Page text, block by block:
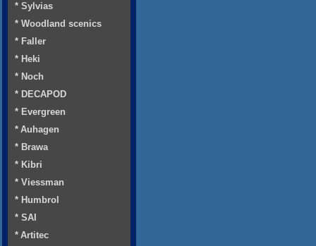
* Sylvias
* Woodland scenics
* Faller
* Heki
* Noch
* DECAPOD
* Evergreen
* Auhagen
* Brawa
* Kibri
* Viessman
* Humbrol
* SAI
* Artitec